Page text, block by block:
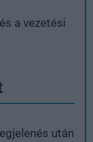
a vezetési
után